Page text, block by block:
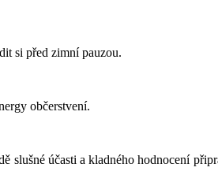
si před zimní pauzou.
občerstvení.
slušné účasti a kladného hodnocení